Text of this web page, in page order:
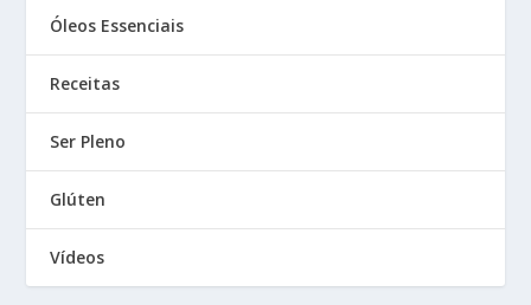
Óleos Essenciais
Receitas
Ser Pleno
Glúten
Vídeos